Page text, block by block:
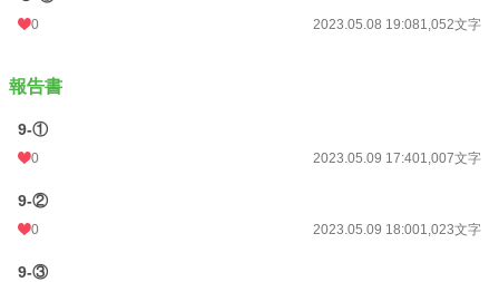
0 2023.05.08 19:081,052文字
報告書
9-①
0 2023.05.09 17:401,007文字
9-②
0 2023.05.09 18:001,023文字
9-③